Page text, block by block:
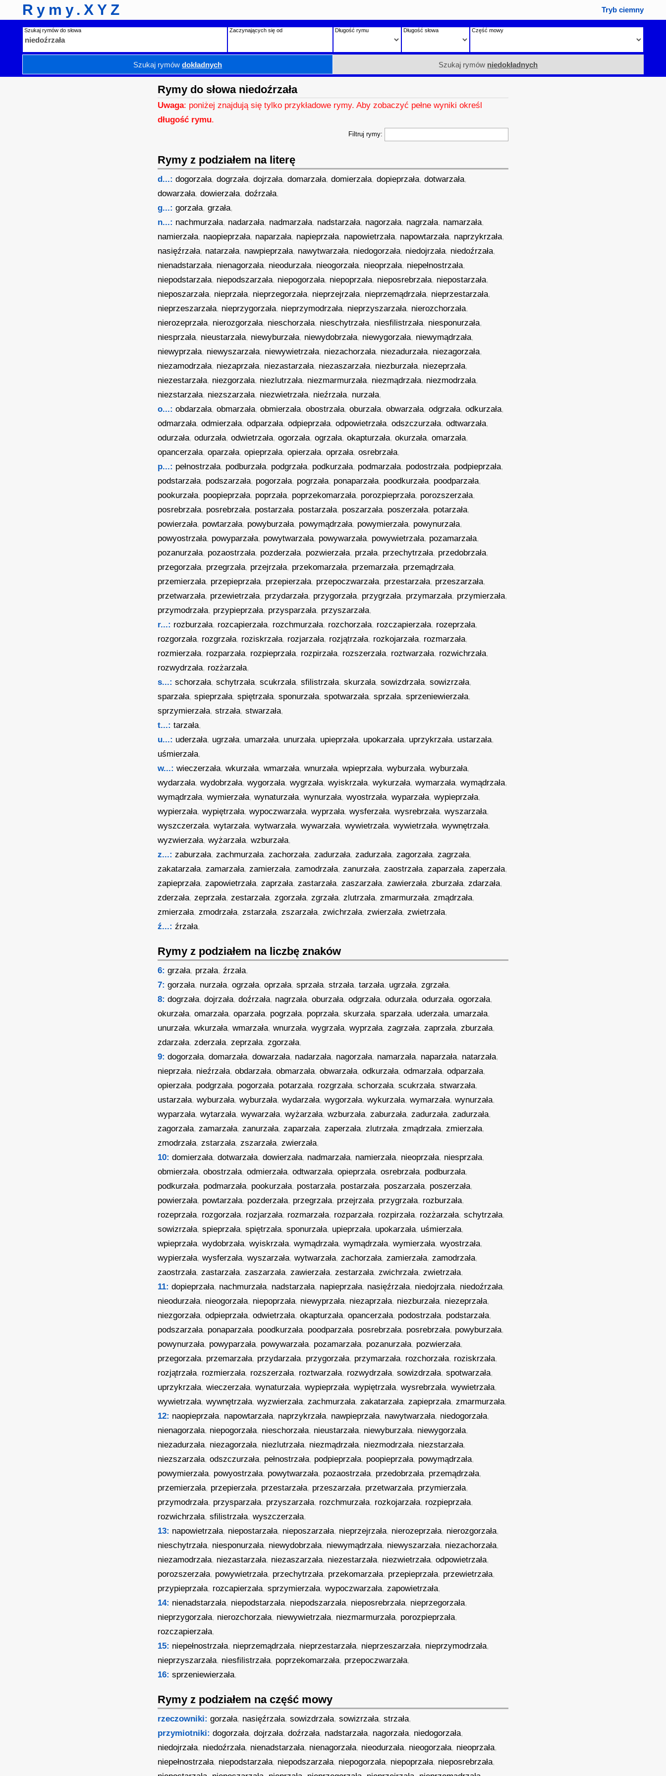
Rymy.XYZ Tryb ciemny
Szukaj rymów do słowa Zaczynających się od Długość rymu Długość słowa Część mowy
Szukaj rymówdokładnych Szukaj rymów niedokładnych
Rymy do słowa niedoźrzała
Uwaga: poniżej znajdują się tylko przykładowe rymy. Aby zobaczyć pełne wyniki określ
długość rymu.
Filtruj rymy:
Rymy z podziałem na literę
d...: dogorzała,dogrzała,dojrzała,domarzała,domierzała,dopieprzała,dotwarzała,
dowarzała,dowierzała,doźrzała,
g...: gorzała,grzała,
n...: nachmurzała, nadarzała, nadmarzała, nadstarzała, nagorzała, nagrzała, namarzała,
namierzała, naopieprzała, naparzała, napieprzała, napowietrzała, napowtarzała, naprzykrzała,
nasięźrzała, natarzała, nawpieprzała, nawytwarzała, niedogorzała, niedojrzała, niedoźrzała,
nienadstarzała, nienagorzała, nieodurzała, nieogorzała, nieoprzała, niepełnostrzała,
niepodstarzała, niepodszarzała, niepogorzała, niepoprzała, nieposrebrzała, niepostarzała,
nieposzarzała, nieprzała, nieprzegorzała, nieprzejrzała, nieprzemądrzała, nieprzestarzała,
nieprzeszarzała, nieprzygorzała, nieprzymodrzała, nieprzyszarzała, nierozchorzała,
nierozeprzała, nierozgorzała, nieschorzała, nieschytrzała, niesfilistrzała, niesponurzała,
niesprzała, nieustarzała, niewyburzała, niewydobrzała, niewygorzała, niewymądrzała,
niewyprzała, niewyszarzała, niewywietrzała, niezachorzała, niezadurzała, niezagorzała,
niezamodrzała, niezaprzała, niezastarzała, niezaszarzała, niezburzała, niezeprzała,
niezestarzała, niezgorzała, niezlutrzała, niezmarmurzała, niezmądrzała, niezmodrzała,
niezstarzała, niezszarzała, niezwietrzała, nieźrzała, nurzała,
o...: obdarzała,obmarzała,obmierzała,obostrzała,oburzała,obwarzała,odgrzała,odkurzała,
odmarzała,odmierzała,odparzała,odpieprzała,odpowietrzała,odszczurzała,odtwarzała,
odurzała,odurzała,odwietrzała,ogorzała,ogrzała,okapturzała,okurzała,omarzała,
opancerzała,oparzała,opieprzała,opierzała,oprzała,osrebrzała,
p...: pełnostrzała, podburzała, podgrzała, podkurzała, podmarzała, podostrzała, podpieprzała,
podstarzała, podszarzała, pogorzała, pogrzała, ponaparzała, poodkurzała, poodparzała,
pookurzała, poopieprzała, poprzała, poprzekomarzała, porozpieprzała, porozszerzała,
posrebrzała, posrebrzała, postarzała, postarzała, poszarzała, poszerzała, potarzała,
powierzała, powtarzała, powyburzała, powymądrzała, powymierzała, powynurzała,
powyostrzała, powyparzała, powytwarzała, powywarzała, powywietrzała, pozamarzała,
pozanurzała, pozaostrzała, pozderzała, pozwierzała, przała, przechytrzała, przedobrzała,
przegorzała, przegrzała, przejrzała, przekomarzała, przemarzała, przemądrzała,
przemierzała, przepieprzała, przepierzała, przepoczwarzała, przestarzała, przeszarzała,
przetwarzała, przewietrzała, przydarzała, przygorzała, przygrzała, przymarzała, przymierzała,
przymodrzała, przypieprzała, przysparzała, przyszarzała,
r...: rozburzała, rozcapierzała, rozchmurzała, rozchorzała, rozczapierzała, rozeprzała,
rozgorzała, rozgrzała, roziskrzała, rozjarzała, rozjątrzała, rozkojarzała, rozmarzała,
rozmierzała, rozparzała, rozpieprzała, rozpirzała, rozszerzała, roztwarzała, rozwichrzała,
rozwydrzała, rozżarzała,
s...: schorzała,schytrzała,scukrzała,sfilistrzała,skurzała,sowizdrzała,sowizrzała,
sparzała,spieprzała,spiętrzała,sponurzała,spotwarzała,sprzała,sprzeniewierzała,
sprzymierzała,strzała,stwarzała,
t...: tarzała,
u...: uderzała, ugrzała, umarzała, unurzała, upieprzała, upokarzała, uprzykrzała, ustarzała,
uśmierzała,
w...: wieczerzała,wkurzała,wmarzała,wnurzała,wpieprzała,wyburzała,wyburzała,
wydarzała,wydobrzała,wygorzała,wygrzała,wyiskrzała,wykurzała,wymarzała,wymądrzała,
wymądrzała,wymierzała,wynaturzała,wynurzała,wyostrzała,wyparzała,wypieprzała,
wypierzała,wypiętrzała,wypoczwarzała,wyprzała,wysferzała,wysrebrzała,wyszarzała,
wyszczerzała,wytarzała,wytwarzała,wywarzała,wywietrzała,wywietrzała,wywnętrzała,
wyzwierzała,wyżarzała,wzburzała,
z...: zaburzała,zachmurzała,zachorzała,zadurzała,zadurzała,zagorzała,zagrzała,
zakatarzała,zamarzała,zamierzała,zamodrzała,zanurzała,zaostrzała,zaparzała,zaperzała,
zapieprzała,zapowietrzała,zaprzała,zastarzała,zaszarzała,zawierzała,zburzała,zdarzała,
zderzała,zeprzała,zestarzała,zgorzała,zgrzała,zlutrzała,zmarmurzała,zmądrzała,
zmierzała,zmodrzała,zstarzała,zszarzała,zwichrzała,zwierzała,zwietrzała,
ź...: źrzała,
Rymy z podziałem na liczbę znaków
6: grzała, przała,źrzała,
7: gorzała, nurzała,ogrzała,oprzała,sprzała,strzała,tarzała, ugrzała,zgrzała,
8: dogrzała,dojrzała,doźrzała, nagrzała,oburzała,odgrzała,odurzała,odurzała,ogorzała,
okurzała,omarzała,oparzała, pogrzała, poprzała,skurzała,sparzała, uderzała, umarzała,
unurzała,wkurzała,wmarzała,wnurzała,wygrzała,wyprzała,zagrzała,zaprzała,zburzała,
zdarzała,zderzała,zeprzała,zgorzała,
9: dogorzała,domarzała,dowarzała, nadarzała, nagorzała, namarzała, naparzała, natarzała,
nieprzała, nieźrzała,obdarzała,obmarzała,obwarzała,odkurzała,odmarzała,odparzała,
opierzała, podgrzała, pogorzała, potarzała, rozgrzała,schorzała,scukrzała,stwarzała,
ustarzała,wyburzała,wyburzała,wydarzała,wygorzała,wykurzała,wymarzała,wynurzała,
wyparzała,wytarzała,wywarzała,wyżarzała,wzburzała,zaburzała,zadurzała,zadurzała,
zagorzała,zamarzała,zanurzała,zaparzała,zaperzała,zlutrzała,zmądrzała,zmierzała,
zmodrzała,zstarzała,zszarzała,zwierzała,
10: domierzała,dotwarzała,dowierzała, nadmarzała, namierzała, nieoprzała, niesprzała,
obmierzała,obostrzała,odmierzała,odtwarzała,opieprzała,osrebrzała, podburzała,
podkurzała, podmarzała, pookurzała, postarzała, postarzała, poszarzała, poszerzała,
powierzała, powtarzała, pozderzała, przegrzała, przejrzała, przygrzała, rozburzała,
rozeprzała, rozgorzała, rozjarzała, rozmarzała, rozparzała, rozpirzała, rozżarzała,schytrzała,
sowizrzała,spieprzała,spiętrzała,sponurzała, upieprzała, upokarzała, uśmierzała,
wpieprzała,wydobrzała,wyiskrzała,wymądrzała,wymądrzała,wymierzała,wyostrzała,
wypierzała,wysferzała,wyszarzała,wytwarzała,zachorzała,zamierzała,zamodrzała,
zaostrzała,zastarzała,zaszarzała,zawierzała,zestarzała,zwichrzała,zwietrzała,
11: dopieprzała, nachmurzała, nadstarzała, napieprzała, nasięźrzała, niedojrzała, niedoźrzała,
nieodurzała, nieogorzała, niepoprzała, niewyprzała, niezaprzała, niezburzała, niezeprzała,
niezgorzała,odpieprzała,odwietrzała,okapturzała,opancerzała, podostrzała, podstarzała,
podszarzała, ponaparzała, poodkurzała, poodparzała, posrebrzała, posrebrzała, powyburzała,
powynurzała, powyparzała, powywarzała, pozamarzała, pozanurzała, pozwierzała,
przegorzała, przemarzała, przydarzała, przygorzała, przymarzała, rozchorzała, roziskrzała,
rozjątrzała, rozmierzała, rozszerzała, roztwarzała, rozwydrzała,sowizdrzała,spotwarzała,
uprzykrzała,wieczerzała,wynaturzała,wypieprzała,wypiętrzała,wysrebrzała,wywietrzała,
wywietrzała,wywnętrzała,wyzwierzała,zachmurzała,zakatarzała,zapieprzała,zmarmurzała,
12: naopieprzała, napowtarzała, naprzykrzała, nawpieprzała, nawytwarzała, niedogorzała,
nienagorzała, niepogorzała, nieschorzała, nieustarzała, niewyburzała, niewygorzała,
niezadurzała, niezagorzała, niezlutrzała, niezmądrzała, niezmodrzała, niezstarzała,
niezszarzała,odszczurzała, pełnostrzała, podpieprzała, poopieprzała, powymądrzała,
powymierzała, powyostrzała, powytwarzała, pozaostrzała, przedobrzała, przemądrzała,
przemierzała, przepierzała, przestarzała, przeszarzała, przetwarzała, przymierzała,
przymodrzała, przysparzała, przyszarzała, rozchmurzała, rozkojarzała, rozpieprzała,
rozwichrzała,sfilistrzała,wyszczerzała,
13: napowietrzała, niepostarzała, nieposzarzała, nieprzejrzała, nierozeprzała, nierozgorzała,
nieschytrzała, niesponurzała, niewydobrzała, niewymądrzała, niewyszarzała, niezachorzała,
niezamodrzała, niezastarzała, niezaszarzała, niezestarzała, niezwietrzała,odpowietrzała,
porozszerzała, powywietrzała, przechytrzała, przekomarzała, przepieprzała, przewietrzała,
przypieprzała, rozcapierzała,sprzymierzała,wypoczwarzała,zapowietrzała,
14: nienadstarzała, niepodstarzała, niepodszarzała, nieposrebrzała, nieprzegorzała,
nieprzygorzała, nierozchorzała, niewywietrzała, niezmarmurzała, porozpieprzała,
rozczapierzała,
15: niepełnostrzała, nieprzemądrzała, nieprzestarzała, nieprzeszarzała, nieprzymodrzała,
nieprzyszarzała, niesfilistrzała, poprzekomarzała, przepoczwarzała,
16: sprzeniewierzała,
Rymy z podziałem na część mowy
rzeczowniki: gorzała, nasięźrzała,sowizdrzała,sowizrzała,strzała,
przymiotniki: dogorzała,dojrzała,doźrzała, nadstarzała, nagorzała, niedogorzała,
niedojrzała, niedoźrzała, nienadstarzała, nienagorzała, nieodurzała, nieogorzała, nieoprzała,
niepełnostrzała, niepodstarzała, niepodszarzała, niepogorzała, niepoprzała, nieposrebrzała,